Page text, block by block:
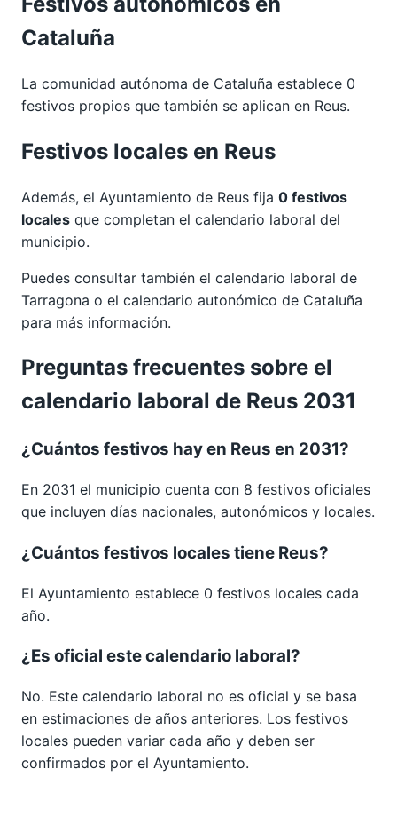
Cataluña
La comunidad autónoma de Cataluña establece 0
festivos propios que también se aplican en Reus.
Festivos locales en Reus
Además, el Ayuntamiento de Reus fija 0 festivos
locales que completan el calendario laboral del
municipio.
Puedes consultar también el calendario laboral de
Tarragona o el calendario autonómico de Cataluña
para más información.
Preguntas frecuentes sobre el
calendario laboral de Reus 2031
¿Cuántos festivos hay en Reus en 2031?
En 2031 el municipio cuenta con 8 festivos oficiales
que incluyen días nacionales, autonómicos y locales.
¿Cuántos festivos locales tiene Reus?
El Ayuntamiento establece 0 festivos locales cada
año.
¿Es oficial este calendario laboral?
No. Este calendario laboral no es oficial y se basa
en estimaciones de años anteriores. Los festivos
locales pueden variar cada año y deben ser
confirmados por el Ayuntamiento.